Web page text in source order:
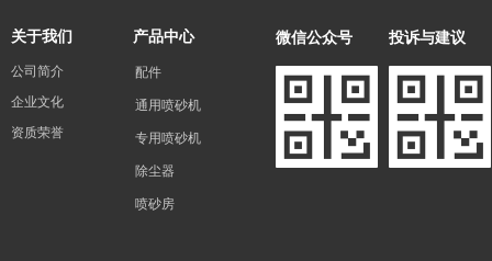
关于我们
公司简介
企业文化
资质荣誉
产品中心
配件
通用喷砂机
专用喷砂机
除尘器
喷砂房
微信公众号 投诉与建议